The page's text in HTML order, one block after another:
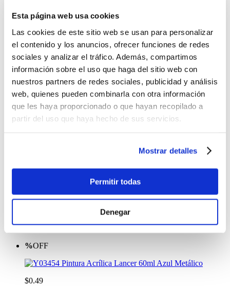
Esta página web usa cookies
Las cookies de este sitio web se usan para personalizar
el contenido y los anuncios, ofrecer funciones de redes
sociales y analizar el tráfico. Además, compartimos
información sobre el uso que haga del sitio web con
nuestros partners de redes sociales, publicidad y análisis
web, quienes pueden combinarla con otra información
que les haya proporcionado o que hayan recopilado a
partir del uso que haya hecho de sus servicios.
Mostrar detalles
Permitir todas
Denegar
Tempera Escolar Bester 250 ml Amarilla
$2.50
-
Lo quiero
Tempera 6C Bester 22 ml Pincel
$2.25
+
Lo quiero
Set de 12 Pinturas Acrilicas Lancer 120ml
$4.50
%OFF
Pintura Acrílica Lancer 60ml Azul Metálico
$0.49